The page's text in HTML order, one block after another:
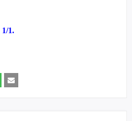
1/1.